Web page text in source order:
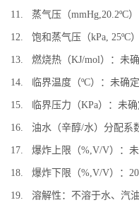
11. 蒸气压（mmHg,20.2ºC
12. 饱和蒸气压（kPa, 25ºC
13. 燃烧热（KJ/mol）：未
14. 临界温度（ºC）：未确定
15. 临界压力（KPa）：未确
16. 油水（辛醇/水）分配系
17. 爆炸上限（%,V/V）：
18. 爆炸下限（%,V/V）：
19. 溶解性：不溶于水、汽